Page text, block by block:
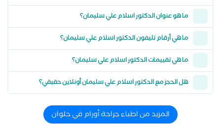
ما هو عنوان الدكتور اسلام علي سليمان؟
ما هي أرقام تليفون الدكتور اسلام علي سليمان؟
ما هي تقييمات الدكتور اسلام علي سليمان؟
هل الحجز مع الدكتور اسلام علي سليمان أونلاين حقيقي؟
المزيد من اطباء جراحة أورام في حلوان